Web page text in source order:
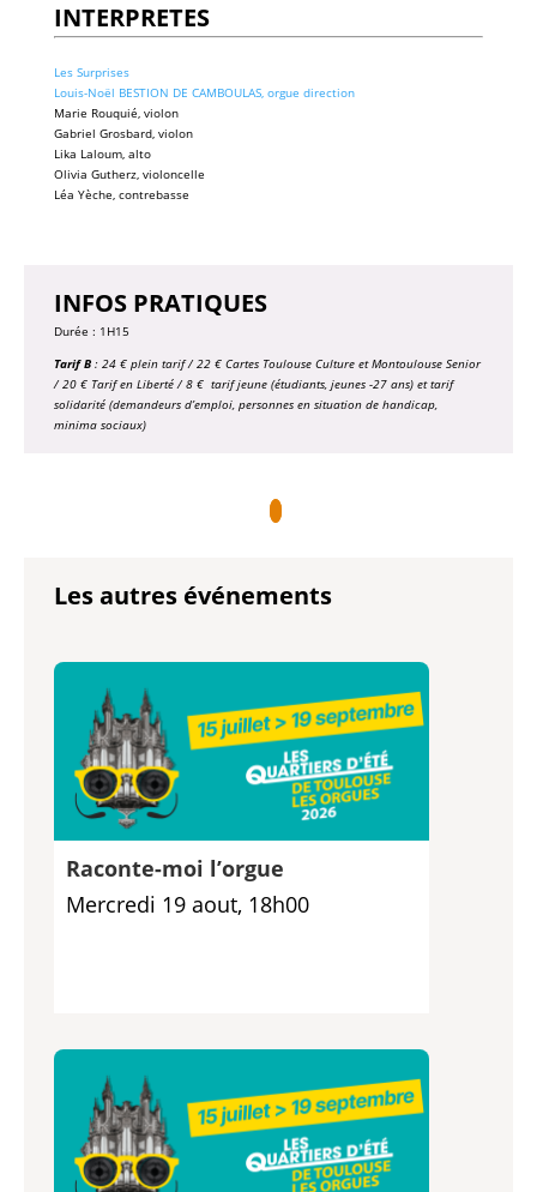
INTERPRETES
Les Surprises
Louis-Noël BESTION DE CAMBOULAS, orgue direction
Marie Rouquié, violon
Gabriel Grosbard, violon
Lika Laloum, alto
Olivia Gutherz, violoncelle
Léa Yèche, contrebasse
INFOS PRATIQUES
Durée : 1H15
Tarif B : 24 € plein tarif / 22 € Cartes Toulouse Culture et Montoulouse Senior
/ 20 € Tarif en Liberté / 8 € tarif jeune (étudiants, jeunes -27 ans) et tarif
solidarité (demandeurs d’emploi, personnes en situation de handicap,
minima sociaux)
Les autres événements
Raconte-moi l’orgue
Mercredi 19 aout, 18h00